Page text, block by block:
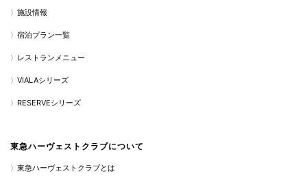
施設情報
宿泊プラン一覧
レストランメニュー
VIALAシリーズ
RESERVEシリーズ
東急ハーヴェストクラブについて
東急ハーヴェストクラブとは